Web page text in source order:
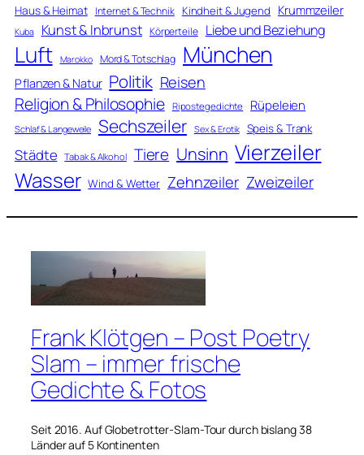
Haus & Heimat Internet & Technik Kindheit & Jugend Krummzeiler
Kuba Kunst & Inbrunst Körperteile Liebe und Beziehung
Luft Marokko Mord & Totschlag München
Pflanzen & Natur Politik Reisen
Religion & Philosophie Ripostegedichte Rüpeleien
Schlaf & Langeweile Sechszeiler Sex & Erotik Speis & Trank
Städte Tabak & Alkohol Tiere Unsinn Vierzeiler
Wasser Wind & Wetter Zehnzeiler Zweizeiler
Frank Klötgen – Post Poetry
Slam – immer frische
Gedichte & Fotos
Seit 2016. Auf Globetrotter-Slam-Tour durch bislang 38
Länder auf 5 Kontinenten